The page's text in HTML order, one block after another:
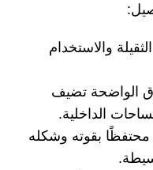
والاستخدام
الواضحة تضيف
الداخلية.
محتفظًا بقوته وشكله